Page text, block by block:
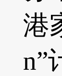
港
n”